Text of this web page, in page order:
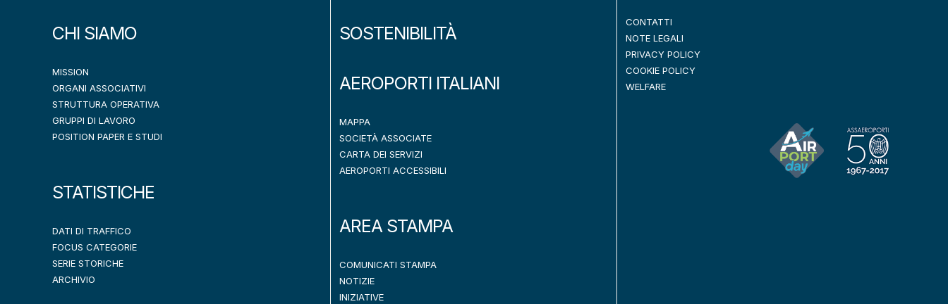
CHI SIAMO
MISSION
ORGANI ASSOCIATIVI
STRUTTURA OPERATIVA
GRUPPI DI LAVORO
POSITION PAPER E STUDI
STATISTICHE
DATI DI TRAFFICO
FOCUS CATEGORIE
SERIE STORICHE
ARCHIVIO
SOSTENIBILITÀ
AEROPORTI ITALIANI
MAPPA
SOCIETÀ ASSOCIATE
CARTA DEI SERVIZI
AEROPORTI ACCESSIBILI
AREA STAMPA
COMUNICATI STAMPA
NOTIZIE
INIZIATIVE
CONTATTI
NOTE LEGALI
PRIVACY POLICY
COOKIE POLICY
WELFARE